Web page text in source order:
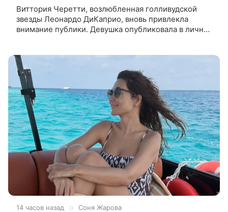
Виттория Черетти, возлюбленная голливудской
звезды Леонардо ДиКаприо, вновь привлекла
внимание публики. Девушка опубликовала в личном
14 часов назад Соня Жарова